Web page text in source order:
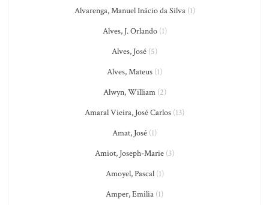
Alvarenga, Manuel Inácio da Silva(1)
Alves, J. Orlando(1)
Alves, José (5)
Alves, Mateus (1)
Alwyn, William(2)
Amaral Vieira, José Carlos (13)
Amat, José (1)
Amiot, Joseph-Marie (3)
Amoyel, Pascal(1)
Amper, Emilia (1)